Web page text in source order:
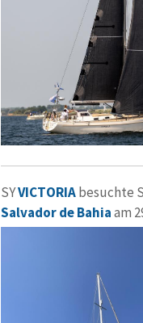
SYVICTORIAbesuchte
Salvador de Bahiaam